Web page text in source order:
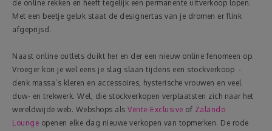
de online rekken en heeft tegelijk een permanente uitverkoop lopen.
Met een beetje geluk staat de designertas van je dromen er flink
afgeprijsd.
Naast online outlets duikt her en der een nieuw online fenomeen op.
Vroeger kon je wel eens je slag slaan tijdens een stockverkoop -
denk massa’s kleren en accessoires, hysterische vrouwen en veel
duw- en trekwerk. Wel, die stockverkopen verplaatsten zich naar het
wereldwijde web. Webshops als Vente-Exclusive of Zalando
Lounge openen elke dag nieuwe verkopen van topmerken. De rode